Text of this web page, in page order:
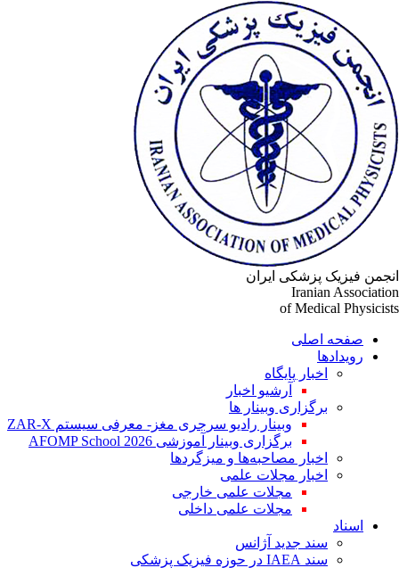
فیزیک پزشکی ایران
Iranian
of Medical
صفحه اصلی
رویدادها
اخبار پایگاه
آرشیو اخبار
برگزاری وبینار ها
وبینار رادیو سرجری مغز- معرفی سیستم ZAR-X
برگزاری وبینار آموزشی AFOMP School 2026
اخبار مصاحبه‌ها و میزگردها
اخبار مجلات علمی
مجلات علمی خارجی
مجلات علمی داخلی
اسناد
سند جدید آژانس
سند IAEA در حوزه فیزیک پزشکی